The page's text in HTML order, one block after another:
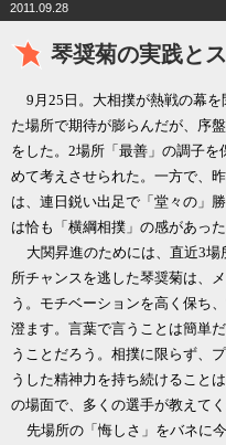
2011.09.28
琴奨菊の実践と
9 月25 日。大相撲が熱戦の幕
た場所で期待が膨らんだが、序
をした。 2場所「最善」の調子を
めて考えさせられた。一方で、
は、連日鋭い出足で「堂々の」
は恰も「横綱相撲」の感があった
大関昇進のためには、直近3場
所チャンスを逃した琴奨菊は、
う。モチベーションを高く保ち
澄ます。言葉で言うことは簡単
うことだろう。相撲に限らず、
うした精神力を持ち続けること
の場面で、多くの選手が教えてく
先場所の「悔しさ」をバネに